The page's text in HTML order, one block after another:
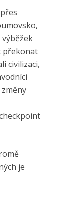
výběžek
překonat
civilizaci,
je